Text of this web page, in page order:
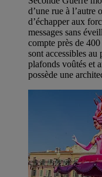
d’une rue à l’autre
d’échapper aux
messages sans
compte près de
sont accessibles
plafonds voûtés et
possède une